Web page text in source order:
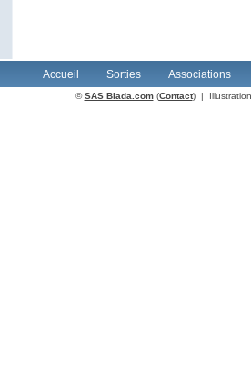
Accueil Sorties Associations
©SAS Blada.com(Contact) |